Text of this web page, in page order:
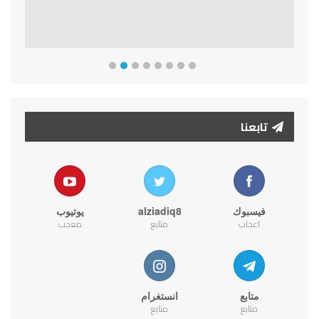
تابعنا
فيسبوك
اعجاب
alziadiq8
متابع
يوتيوب
معجب
متابع
متابع
انستغرام
متابع